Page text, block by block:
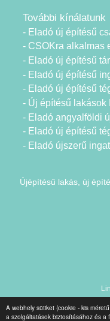
A webhely sütiket (cookie - kis
a szolgáltatások biztosításához és a
További kínálatunk
- Eladó új építésű
- CSOKra alkalmas
- Eladó új építésű
- Eladó új építésű
- Eladó új építésű
- Új építésű lakások
- Eladó angyalföldi
- Eladó új építésű
- Eladó újszerű
Újépítésű lakás, új
Copyright © 2021.Vár-